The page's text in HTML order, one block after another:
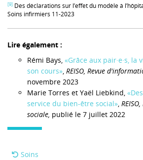
[9] Des déclarations sur l’effet du modèle à
Soins infirmiers 11-2023
Lire également :
Rémi Bays, «Grâce aux pair·e·s,
son cours», REISO, Revue
novembre 2023
Marie Torres et Yaël Liebkind,
service du bien-être social»,
sociale, publié le 7 juillet 2022
Soins